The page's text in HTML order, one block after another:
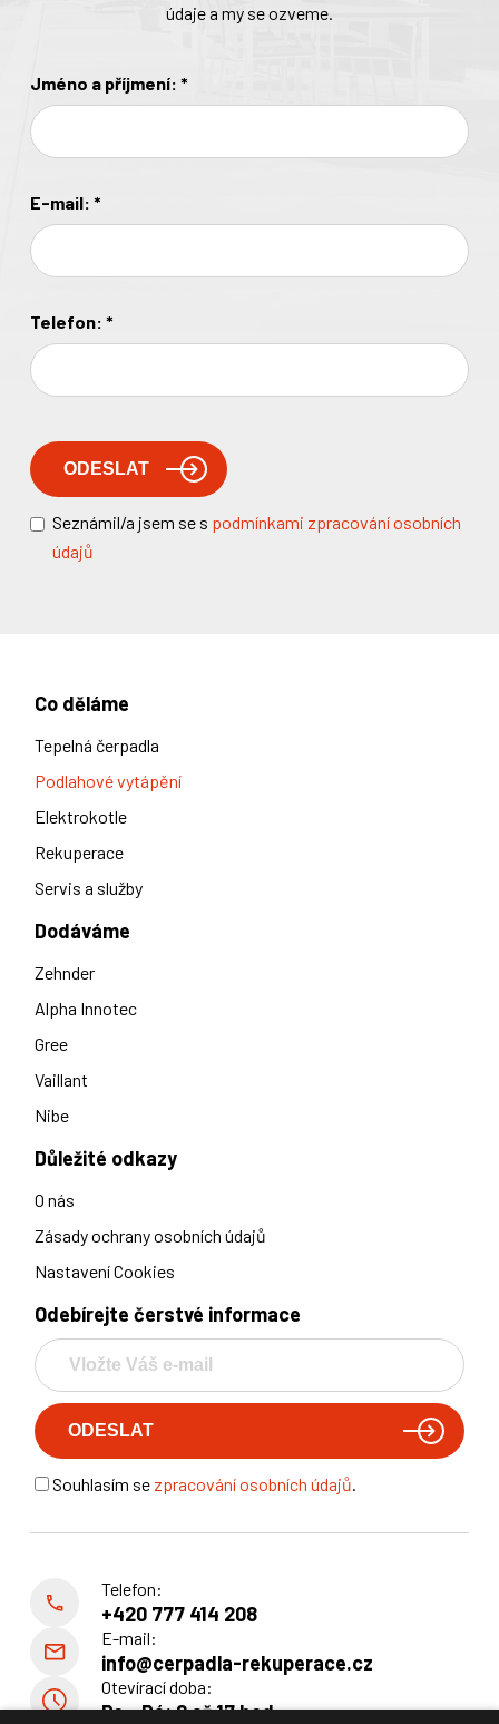
údaje a my se ozveme.
Jméno a příjmení: *
E-mail: *
Telefon: *
Seznámil/a jsem se s podmínkami zpracování osobních
údajů
Co děláme
Tepelná čerpadla
Podlahové vytápění
Elektrokotle
Rekuperace
Servis a služby
Dodáváme
Zehnder
Alpha Innotec
Gree
Vaillant
Nibe
Důležité odkazy
O nás
Zásady ochrany osobních údajů
Nastavení Cookies
Odebírejte čerstvé informace
Souhlasím se zpracování osobních údajů
Telefon:
+420 777 414 208
E-mail:
info@cerpadla-rekuperace.cz
Otevírací doba:
Po - Pá: 8 až 17 hod